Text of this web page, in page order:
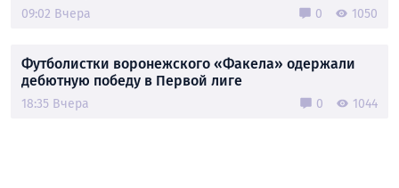
09:02 Вчера 0 1050
Футболистки воронежского «Факела» одержали
дебютную победу в Первой лиге
18:35 Вчера 0 1044